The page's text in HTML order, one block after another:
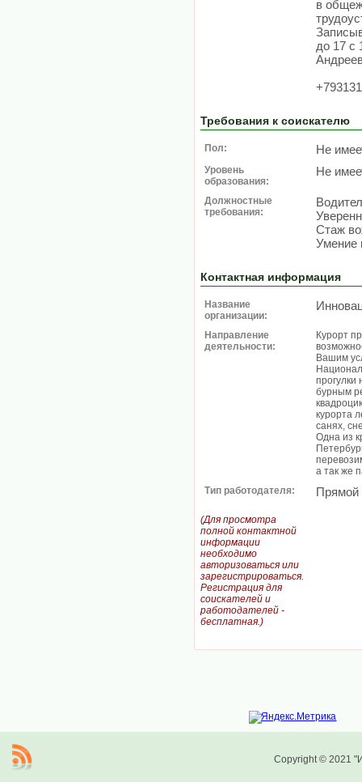
в
до 17 с
Требования к соискателю
Пол: Не
Уровень
образования:
Не
Должностные
требования:
Стаж
Умение
Контактная информация
Название
организации:
Направление
деятельности:
Курорт
Вашим
прогулки
бурным
курорта
санях,
Одна из
а так же
Тип работодателя:
Прямой
(Для просмотра
полной контактной
информации
необходимо
авторизоваться или
зарегистрироваться.
Регистрация для
соискателей и
работодателей -
бесплатная.)
Copyright © 2021